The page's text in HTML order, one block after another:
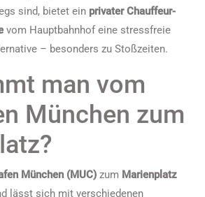
sind, bietet ein privater Chauffeur-
vom Hauptbahnhof eine stressfreie
– besonders zu Stoßzeiten.
man vom
München zum
München (MUC) zum Marienplatz
lässt sich mit verschiedenen